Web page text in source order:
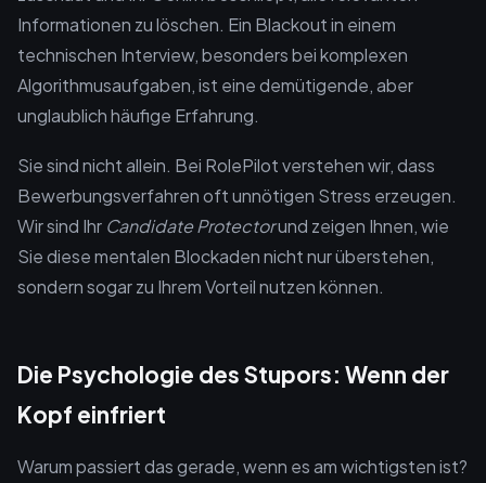
Informationen zu löschen. Ein Blackout in einem
technischen Interview, besonders bei komplexen
Algorithmusaufgaben, ist eine demütigende, aber
unglaublich häufige Erfahrung.
Sie sind nicht allein. Bei RolePilot verstehen wir, dass
Bewerbungsverfahren oft unnötigen Stress erzeugen.
Wir sind Ihr Candidate Protectorund zeigen Ihnen, wie
Sie diese mentalen Blockaden nicht nur überstehen,
sondern sogar zu Ihrem Vorteil nutzen können.
Die Psychologie des Stupors: Wenn der
Kopf einfriert
Warum passiert das gerade, wenn es am wichtigsten ist?